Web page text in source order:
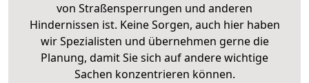
von Straßensperrungen und anderen
Hindernissen ist. Keine Sorgen, auch hier haben
wir Spezialisten und übernehmen gerne die
Planung, damit Sie sich auf andere wichtige
Sachen konzentrieren können.